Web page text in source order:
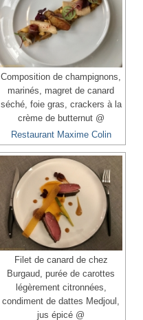
Composition de champignons,
marinés, magret de canard
séché, foie gras, crackers à la
crème de butternut @
Restaurant Maxime Colin
Filet de canard de chez
Burgaud, purée de carottes
légèrement citronnées,
condiment de dattes Medjoul,
jus épicé @